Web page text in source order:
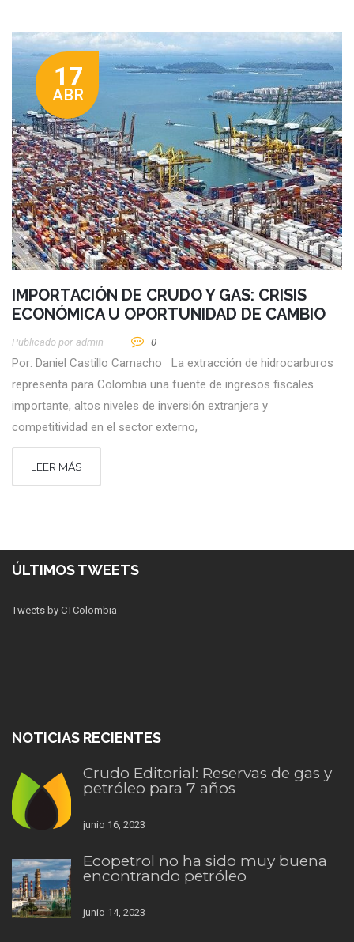
17
ABR
IMPORTACIÓN DE CRUDO Y GAS: CRISIS
ECONÓMICA U OPORTUNIDAD DE CAMBIO
Publicado por Admin 0
Por: Daniel Castillo Camacho La extracción de hidrocarburos
representa para Colombia una fuente de ingresos fiscales
importante, altos niveles de inversión extranjera y
competitividad en el sector externo,
LEER MÁS
ÚLTIMOS TWEETS
Tweets by CTColombia
NOTICIAS RECIENTES
Crudo Editorial: Reservas de gas y
petróleo para 7 años
junio 16, 2023
Ecopetrol no ha sido muy buena
encontrando petróleo
junio 14, 2023